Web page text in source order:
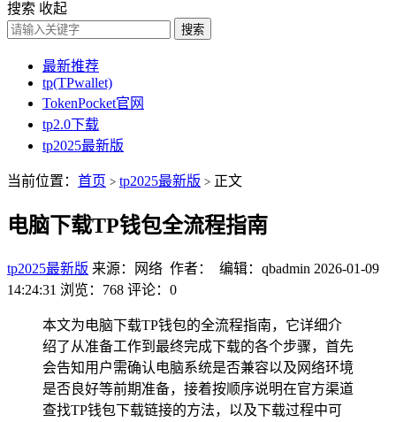
搜索 收起
搜索
最新推荐
tp(TPwallet)
TokenPocket官网
tp2.0下载
tp2025最新版
当前位置： 首页 > tp2025最新版 > 正文
电脑下载TP钱包全流程指南
tp2025最新版 来源：网络 作者： 编辑：qbadmin 2026-01-09
14:24:31 浏览：768 评论：0
本文为电脑下载TP钱包的全流程指南，它详细介
绍了从准备工作到最终完成下载的各个步骤，首先
会告知用户需确认电脑系统是否兼容以及网络环境
是否良好等前期准备，接着按顺序说明在官方渠道
查找TP钱包下载链接的方法，以及下载过程中可